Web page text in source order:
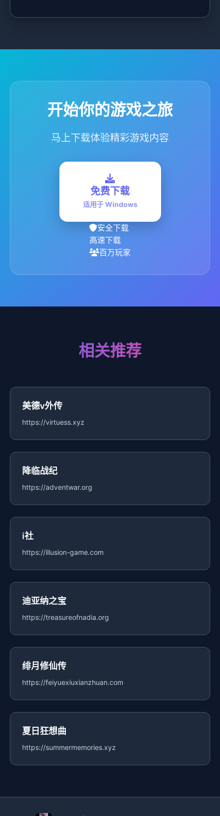
开始你的游戏之旅
马上下载体验精彩游戏内容
免费下载
适用于 Windows
安全下载
高速下载
百万玩家
相关推荐
美德v外传
https://virtuess.xyz
降临战纪
https://adventwar.org
i社
https://illusion-game.com
迪亚纳之宝
https://treasureofnadia.org
绯月修仙传
https://feiyuexiuxianzhuan.com
夏日狂想曲
https://summermemories.xyz